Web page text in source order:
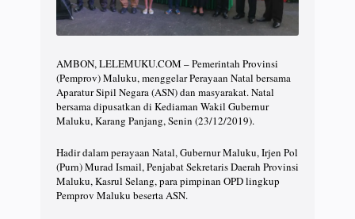
AMBON, LELEMUKU.COM – Pemerintah Provinsi
(Pemprov) Maluku, menggelar Perayaan Natal bersama
Aparatur Sipil Negara (ASN) dan masyarakat. Natal
bersama dipusatkan di Kediaman Wakil Gubernur
Maluku, Karang Panjang, Senin (23/12/2019).
Hadir dalam perayaan Natal, Gubernur Maluku, Irjen Pol
(Purn) Murad Ismail, Penjabat Sekretaris Daerah Provinsi
Maluku, Kasrul Selang, para pimpinan OPD lingkup
Pemprov Maluku beserta ASN.